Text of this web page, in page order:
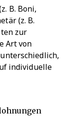
B. Boni,
(z. B.
zur
Art von
individuelle